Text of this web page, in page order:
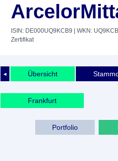
ISIN: DE000UQ9KCB9 | WKN: UQ9KCB
Zertifikat
◄ Übersicht
Frankfurt
Portfolio